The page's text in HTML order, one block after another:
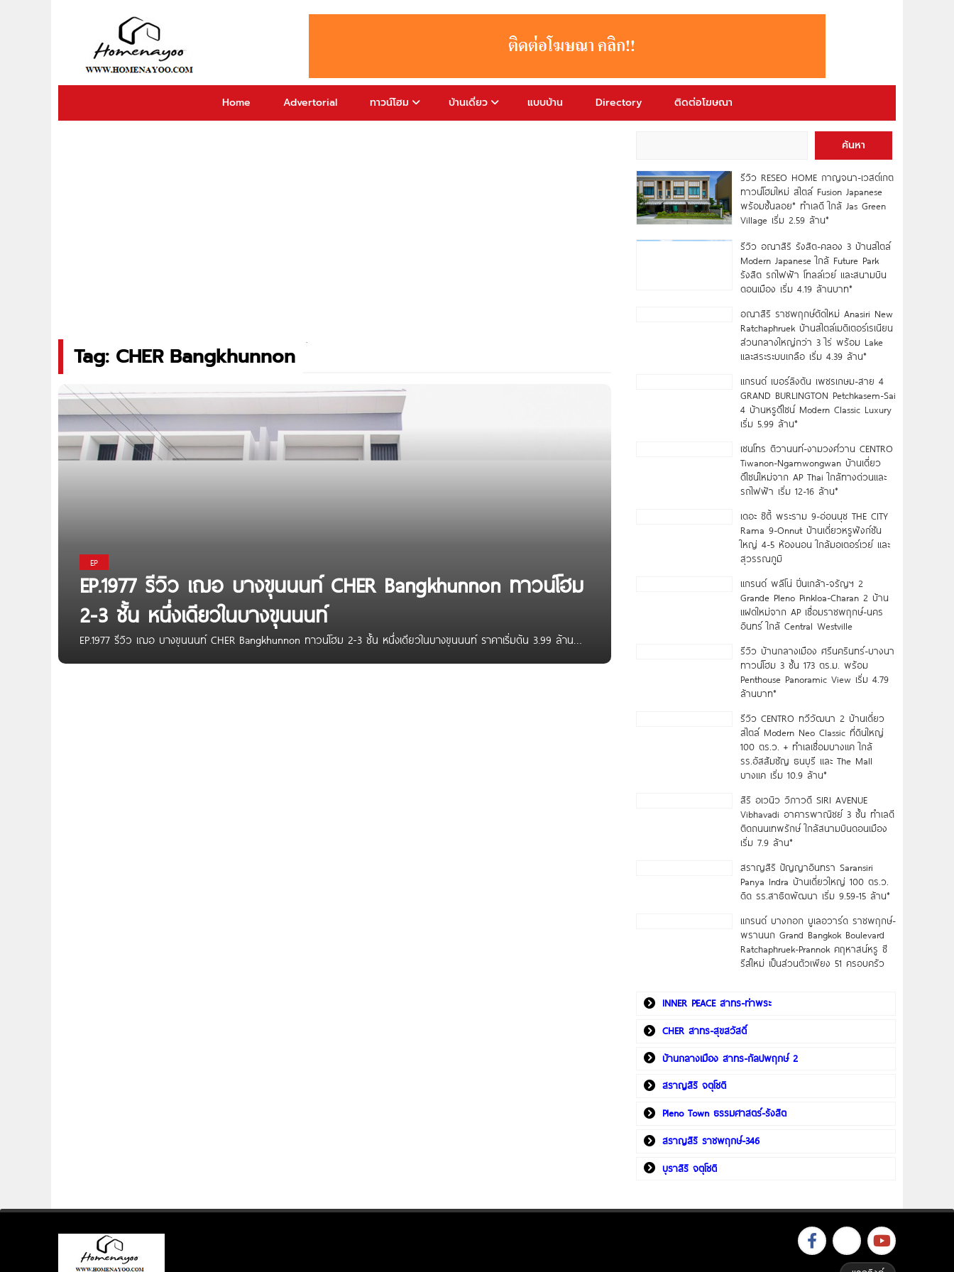
Home Advertorial ทาวน์โฮม บ้านเดี่ยว แบบบ้าน Directory ติดต่อโฆษณา
Tag: CHER Bangkhunnon
EP
EP.1977 รีวิว เฌอ บางขุนนนท์ CHER Bangkhunnon ทาวน์โฮม
2-3 ชั้น หนึ่งเดียวในบางขุนนนท์
EP.1977 รีวิว เฌอ บางขุนนนท์ CHER Bangkhunnon ทาวน์โฮม 2-3 ชั้น หนึ่งเดียวในบางขุนนนท์ ราคาเริ่มต้น 3.99 ล้าน
ค้นหา
รีวิว RESEO HOME กาญจนา-เวสต์เกต
ทาวน์โฮมใหม่ สไตล์ Fusion Japanese
พร้อมชั้นลอย* ทำเลดี ใกล้ Jas Green
Village เริ่ม 2.59 ล้าน*
รีวิว อณาสิริ รังสิต-คลอง 3 บ้านสไตล์
Modern Japanese ใกล้ Future Park
รังสิต รถไฟฟ้า โทลล์เวย์ และสนามบิน
ดอนเมือง เริ่ม 4.19 ล้านบาท*
อณาสิริ ราชพฤกษ์ตัดใหม่ Anasiri New
Ratchaphruek บ้านสไตล์เมดิเตอร์เรเนียน
ส่วนกลางใหญ่กว่า 3 ไร่ พร้อม Lake
และสระระบบเกลือ เริ่ม 4.39 ล้าน*
แกรนด์ เบอร์ลิงตัน เพชรเกษม-สาย 4
GRAND BURLINGTON Petchkasem-Sai
4 บ้านหรูดีไซน์ Modern Classic Luxury
เริ่ม 5.99 ล้าน*
เซนโทร ติวานนท์-งามวงศ์วาน CENTRO
Tiwanon-Ngamwongwan บ้านเดี่ยว
ดีไซน์ใหม่จาก AP Thai ใกล้ทางด่วนและ
รถไฟฟ้า เริ่ม 12-16 ล้าน*
เดอะ ซิตี้ พระราม 9-อ่อนนุช THE CITY
Rama 9-Onnut บ้านเดี่ยวหรูฟังก์ชัน
ใหญ่ 4-5 ห้องนอน ใกล้มอเตอร์เวย์ และ
สุวรรณภูมิ
แกรนด์ พลีโน่ ปิ่นเกล้า-จรัญฯ 2
Grande Pleno Pinkloa-Charan 2 บ้าน
แฝดใหม่จาก AP เชื่อมราชพฤกษ์-นคร
อินทร์ ใกล้ Central Westville
รีวิว บ้านกลางเมือง ศรีนครินทร์-บางนา
ทาวน์โฮม 3 ชั้น 173 ตร.ม. พร้อม
Penthouse Panoramic View เริ่ม 4.79
ล้านบาท*
รีวิว CENTRO ทวีวัฒนา 2 บ้านเดี่ยว
สไตล์ Modern Neo Classic ที่ดินใหญ่
100 ตร.ว. + ทำเลเชื่อมบางแค ใกล้
รร.อัสสัมชัญ ธนบุรี และ The Mall
บางแค เริ่ม 10.9 ล้าน*
สิริ อเวนิว วิภาวดี SIRI AVENUE
Vibhavadi อาคารพาณิชย์ 3 ชั้น ทำเลดี
ติดถนนเทพรักษ์ ใกล้สนามบินดอนเมือง
เริ่ม 7.9 ล้าน*
สราญสิริ ปัญญาอินทรา Saransiri
Panya Indra บ้านเดี่ยวใหญ่ 100 ตร.ว.
ดิด รร.สาธิตพัฒนา เริ่ม 9.59-15 ล้าน*
แกรนด์ บางกอก บูเลอวาร์ด ราชพฤกษ์-
พรานนก Grand Bangkok Boulevard
Ratchaphruek-Prannok คฤหาสน์หรู ซี
รีส์ใหม่ เป็นส่วนตัวเพียง 51 ครอบครัว
INNER PEACE สาทร-ท่าพระ
CHER สาทร-สุขสวัสดิ์
บ้านกลางเมือง สาทร-กัลปพฤกษ์ 2
สราญสิริ จตุโชติ
Pleno Town ธรรมศาสตร์-รังสิต
สราญสิริ ราชพฤกษ์-346
บุราสิริ จตุโชติ